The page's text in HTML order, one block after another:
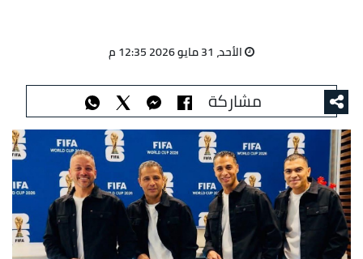
الأحد، 31 مايو 2026 12:35 م
مشاركة